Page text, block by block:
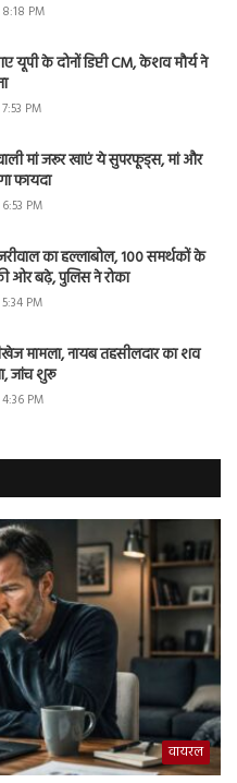
PM
के दोनों डिप्टी CM, केशव मौर्य ने
PM
मां जरूर खाएं ये सुपरफूड्स, मां और
फायदा
PM
का हल्लाबोल, 100 समर्थकों के
ओर बढ़े, पुलिस ने रोका
PM
मामला, नायब तहसीलदार का शव
जांच शुरू
PM
वायरल